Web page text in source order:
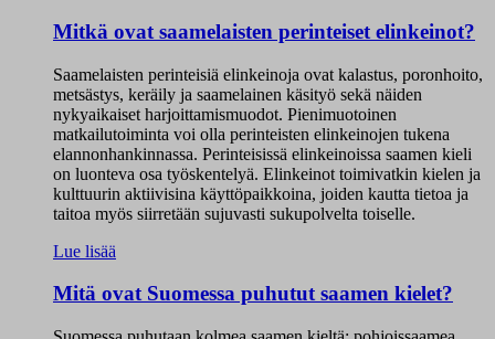
Mitkä ovat saamelaisten perinteiset elinkeinot?
Saamelaisten perinteisiä elinkeinoja ovat kalastus, poronhoito,
metsästys, keräily ja saamelainen käsityö sekä näiden
nykyaikaiset harjoittamismuodot. Pienimuotoinen
matkailutoiminta voi olla perinteisten elinkeinojen tukena
elannonhankinnassa. Perinteisissä elinkeinoissa saamen kieli
on luonteva osa työskentelyä. Elinkeinot toimivatkin kielen ja
kulttuurin aktiivisina käyttöpaikkoina, joiden kautta tietoa ja
taitoa myös siirretään sujuvasti sukupolvelta toiselle.
Lue lisää
Mitä ovat Suomessa puhutut saamen kielet?